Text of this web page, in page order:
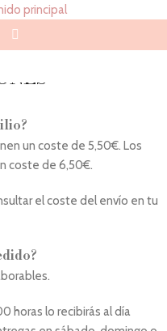
principal
un coste de 5,50€. Los
coste de 6,50€.
el coste del envío en tu
horas lo recibirás al día